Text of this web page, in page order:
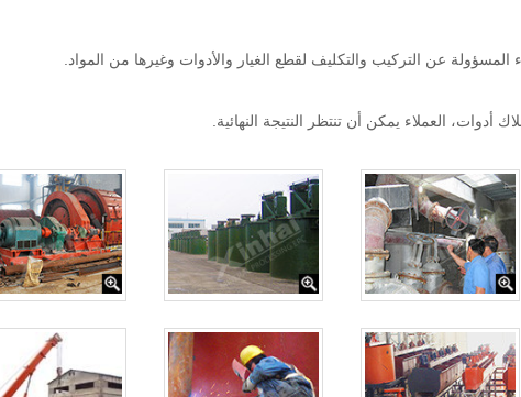
عن التركيب والتكليف لقطع الغيار والأدوات وغيرها من المواد.
العملاء يمكن أن تنتظر النتيجة النهائية.